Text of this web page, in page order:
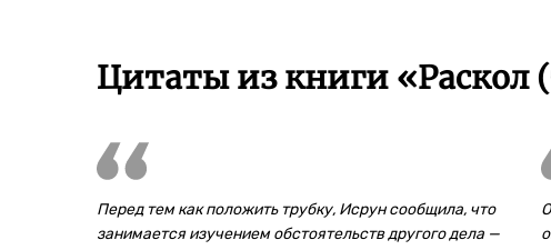
Цитаты из книги «Раскол
Перед тем как положить трубку, Исрун сообщила, что
занимается изучением обстоятельств другого дела —